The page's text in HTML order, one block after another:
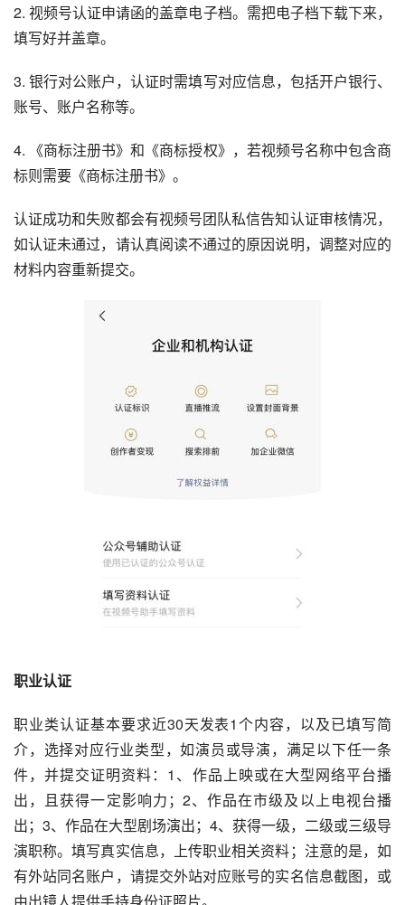
2. 视频号认证申请函的盖章电子档。需把电子档下载下来，
填写好并盖章。
3. 银行对公账户，认证时需填写对应信息，包括开户银行、
账号、账户名称等。
4. 《商标注册书》和《商标授权》，若视频号名称中包含商
标则需要《商标注册书》。
认证成功和失败都会有视频号团队私信告知认证审核情况，
如认证未通过，请认真阅读不通过的原因说明，调整对应的
材料内容重新提交。
职业认证
职业类认证基本要求近30天发表1个内容，以及已填写简
介，选择对应行业类型，如演员或导演，满足以下任一条
件，并提交证明资料：1、作品上映或在大型网络平台播
出，且获得一定影响力；2、作品在市级及以上电视台播
出；3、作品在大型剧场演出；4、获得一级，二级或三级导
演职称。填写真实信息，上传职业相关资料；注意的是，如
有外站同名账户，请提交外站对应账号的实名信息截图，或